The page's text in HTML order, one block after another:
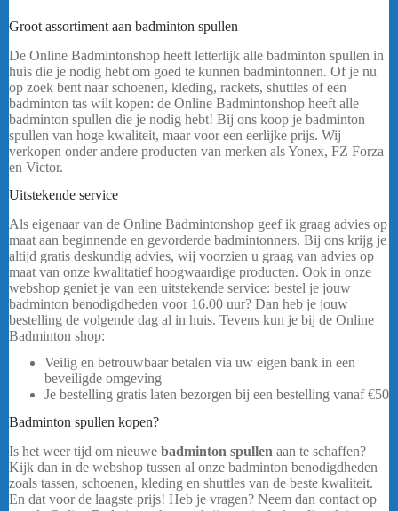
Groot assortiment aan badminton spullen
De Online Badmintonshop heeft letterlijk alle badminton spullen in
huis die je nodig hebt om goed te kunnen badmintonnen. Of je nu
op zoek bent naar schoenen, kleding, rackets, shuttles of een
badminton tas wilt kopen: de Online Badmintonshop heeft alle
badminton spullen die je nodig hebt! Bij ons koop je badminton
spullen van hoge kwaliteit, maar voor een eerlijke prijs. Wij
verkopen onder andere producten van merken als Yonex, FZ Forza
en Victor.
Uitstekende service
Als eigenaar van de Online Badmintonshop geef ik graag advies op
maat aan beginnende en gevorderde badmintonners. Bij ons krijg je
altijd gratis deskundig advies, wij voorzien u graag van advies op
maat van onze kwalitatief hoogwaardige producten. Ook in onze
webshop geniet je van een uitstekende service: bestel je jouw
badminton benodigdheden voor 16.00 uur? Dan heb je jouw
bestelling de volgende dag al in huis. Tevens kun je bij de Online
Badminton shop:
Veilig en betrouwbaar betalen via uw eigen bank in een
beveiligde omgeving
Je bestelling gratis laten bezorgen bij een bestelling vanaf€50
Badminton spullen kopen?
Is het weer tijd om nieuwe badminton spullen aan te schaffen?
Kijk dan in de webshop tussen al onze badminton benodigdheden
zoals tassen, schoenen, kleding en shuttles van de beste kwaliteit.
En dat voor de laagste prijs! Heb je vragen? Neem dan contact op